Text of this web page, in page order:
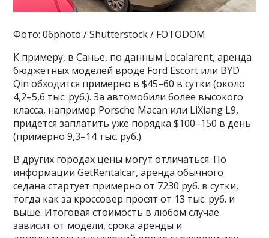
Фото: 06photo / Shutterstock / FOTODOM
К примеру, в Санье, по данным Localarent, аренда
бюджетных моделей вроде Ford Escort или BYD
Qin обходится примерно в $45–60 в сутки (около
4,2–5,6 тыс. руб.). За автомобили более высокого
класса, например Porsche Macan или LiXiang L9,
придется заплатить уже порядка $100–150 в день
(примерно 9,3–14 тыс. руб.).
В других городах цены могут отличаться. По
информации GetRentalcar, аренда обычного
седана стартует примерно от 7230 руб. в сутки,
тогда как за кроссовер просят от 13 тыс. руб. и
выше. Итоговая стоимость в любом случае
зависит от модели, срока аренды и